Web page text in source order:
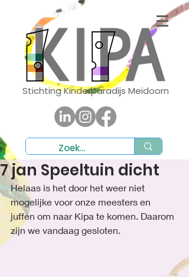
Stichting Kinderparadijs Meidoorn
7 jan Speeltuin dicht
Helaas is het door het weer niet
mogelijke voor onze meesters en
juffen om naar Kipa te komen. Daarom
zijn we vandaag gesloten.